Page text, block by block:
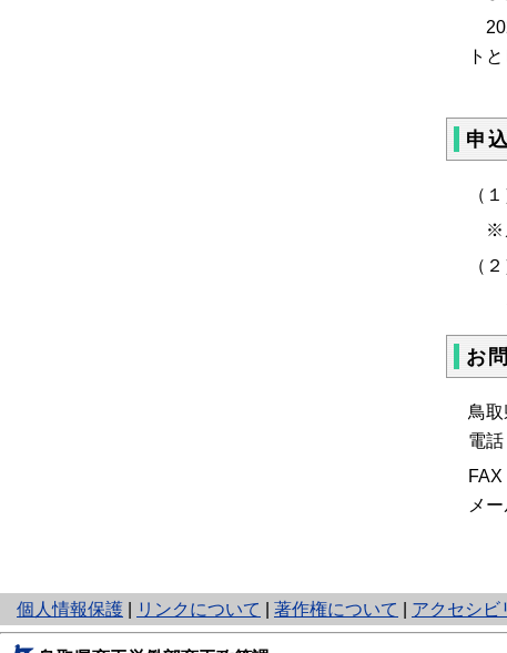
ト
申
（
※
（
お
鳥
電
メ
個人情報保護
と
り
リンクについて 著作権について アクセシビ